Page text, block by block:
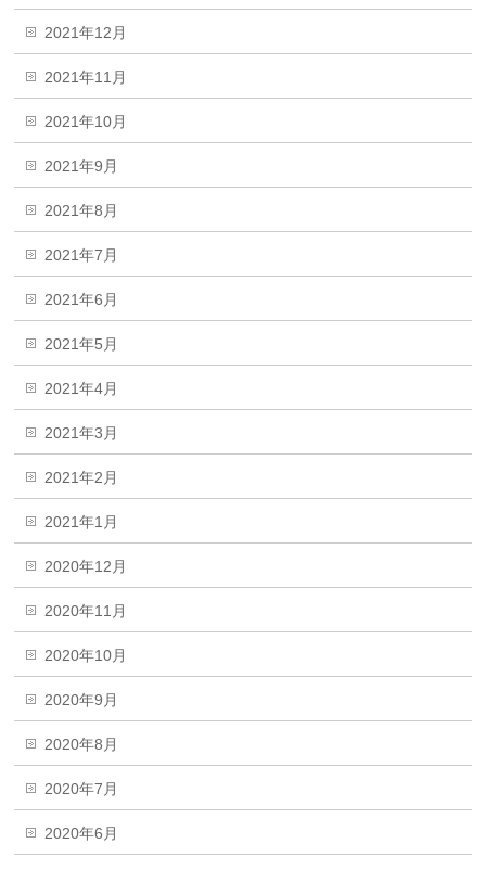
2021年12月
2021年11月
2021年10月
2021年9月
2021年8月
2021年7月
2021年6月
2021年5月
2021年4月
2021年3月
2021年2月
2021年1月
2020年12月
2020年11月
2020年10月
2020年9月
2020年8月
2020年7月
2020年6月